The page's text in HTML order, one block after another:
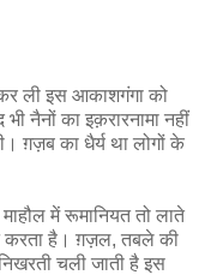
कर ली इस आकाशगंगा को
नैनों का इक़रारनामा नहीं
ग़ज़ब का धैर्य था लोगों के
में रूमानियत तो लाते
करता है। ग़ज़ल, तबले की
चली जाती है इस